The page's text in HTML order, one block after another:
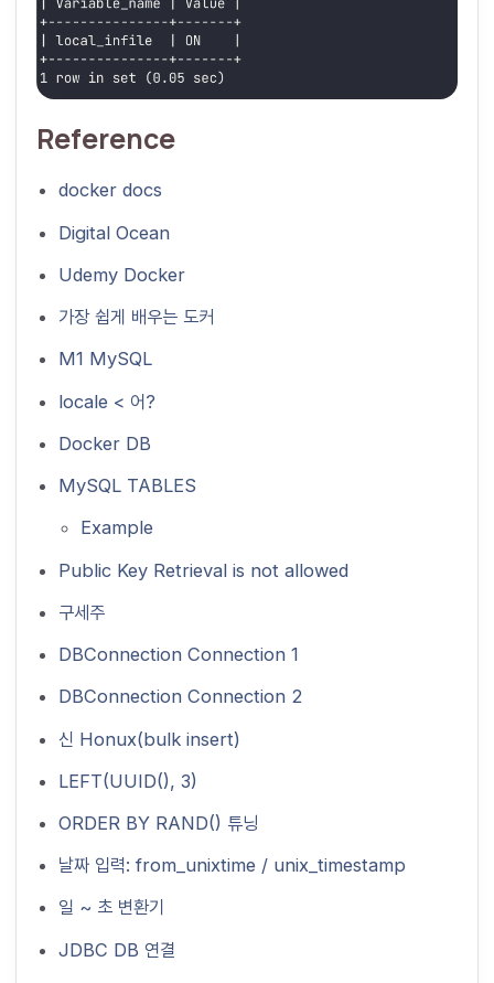
Reference
docker docs
Digital Ocean
Udemy Docker
가장 쉽게 배우는 도커
M1 MySQL
locale < 어?
Docker DB
MySQL TABLES
Example
Public Key Retrieval is not allowed
구세주
DBConnection Connection 1
DBConnection Connection 2
신 Honux(bulk insert)
LEFT(UUID(), 3)
ORDER BY RAND() 튜닝
날짜 입력: from_unixtime / unix_timestamp
일 ~ 초 변환기
JDBC DB 연결